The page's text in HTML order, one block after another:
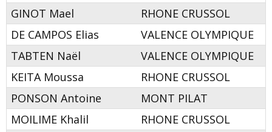
GINOT Mael
RHONE CRUSSOL
DE CAMPOS Elias
VALENCE OLYMPIQUE
TABTEN Naël
VALENCE OLYMPIQUE
KEITA Moussa
RHONE CRUSSOL
PONSON Antoine
MONT PILAT
MOILIME Khalil
RHONE CRUSSOL